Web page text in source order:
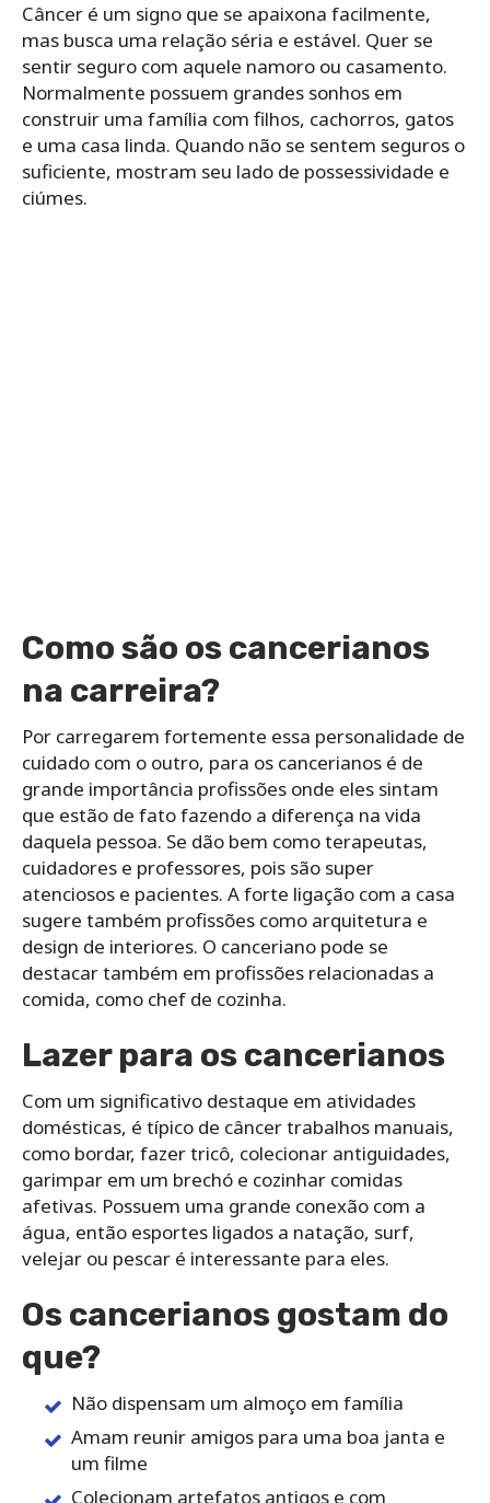
Câncer é um signo que se apaixona facilmente,
mas busca uma relação séria e estável. Quer se
sentir seguro com aquele namoro ou casamento.
Normalmente possuem grandes sonhos em
construir uma família com filhos, cachorros, gatos
e uma casa linda. Quando não se sentem seguros o
suficiente, mostram seu lado de possessividade e
ciúmes.
Como são os cancerianos
na carreira?
Por carregarem fortemente essa personalidade de
cuidado com o outro, para os cancerianos é de
grande importância profissões onde eles sintam
que estão de fato fazendo a diferença na vida
daquela pessoa. Se dão bem como terapeutas,
cuidadores e professores, pois são super
atenciosos e pacientes. A forte ligação com a casa
sugere também profissões como arquitetura e
design de interiores. O canceriano pode se
destacar também em profissões relacionadas a
comida, como chef de cozinha.
Lazer para os cancerianos
Com um significativo destaque em atividades
domésticas, é típico de câncer trabalhos manuais,
como bordar, fazer tricô, colecionar antiguidades,
garimpar em um brechó e cozinhar comidas
afetivas. Possuem uma grande conexão com a
água, então esportes ligados a natação, surf,
velejar ou pescar é interessante para eles.
Os cancerianos gostam do
que?
Não dispensam um almoço em família
Amam reunir amigos para uma boa janta e
um filme
Colecionam artefatos antigos e com